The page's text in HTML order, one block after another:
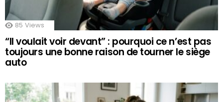
85 Views
“Il voulait voir devant” : pourquoi ce n’est pas
toujours une bonne raison de tourner le siège
auto